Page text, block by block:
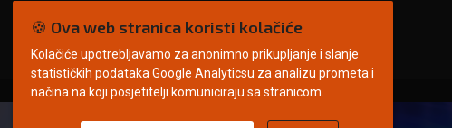
🍪 Ova web stranica koristi kolačiće
Kolačiće upotrebljavamo za anonimno prikupljanje i slanje
statističkih podataka Google Analyticsu za analizu prometa i
načina na koji posjetitelji komuniciraju sa stranicom.